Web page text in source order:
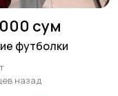
сум
футболки
назад